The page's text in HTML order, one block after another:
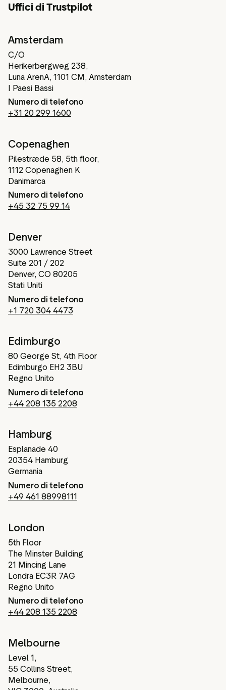
Uffici di Trustpilot
Amsterdam
C/O
Herikerbergweg 238,
Luna ArenA, 1101 CM, Amsterdam
I Paesi Bassi
Numero di telefono
+31 20 299 1600
Copenaghen
Pilestræde 58, 5th floor,
1112 Copenaghen K
Danimarca
Numero di telefono
+45 32 75 99 14
Denver
3000 Lawrence Street
Suite 201 / 202
Denver, CO 80205
Stati Uniti
Numero di telefono
+1 720 304 4473
Edimburgo
80 George St, 4th Floor
Edimburgo EH2 3BU
Regno Unito
Numero di telefono
+44 208 135 2208
Hamburg
Esplanade 40
20354 Hamburg
Germania
Numero di telefono
+49 461 88998111
London
5th Floor
The Minster Building
21 Mincing Lane
Londra EC3R 7AG
Regno Unito
Numero di telefono
+44 208 135 2208
Melbourne
Level 1,
55 Collins Street,
Melbourne,